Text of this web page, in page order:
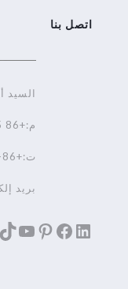
اتصل بنا
السيد
م:+86 18980938955
ت:+86-755-27209335
بريد
لينكد إنفيسبوك